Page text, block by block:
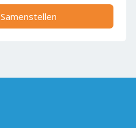
Samenstellen